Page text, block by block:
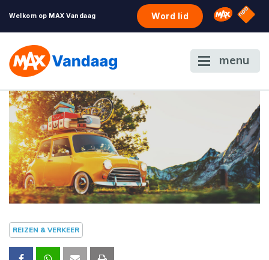
Welkom op MAX Vandaag Word lid Omroep
NPO
menu
REIZEN & VERKEER